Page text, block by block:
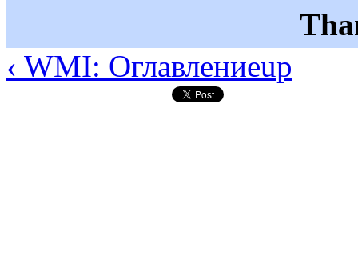
‹ WMI: Оглавлениеup